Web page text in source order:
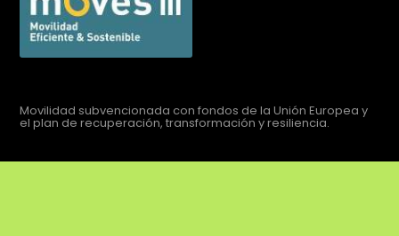
Movilidad subvencionada con fondos de la Unión Europea y
el plan de recuperación, transformación y resiliencia.